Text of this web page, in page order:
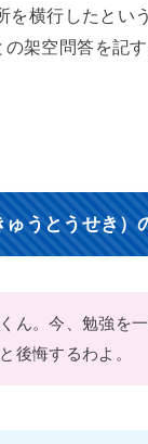
を横行したとい
架空問答を記す
うとうせき）
ん。今、勉強を
後悔するわよ。